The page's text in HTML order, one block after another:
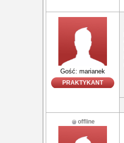
Gość: marianek
PRAKTYKANT
offline